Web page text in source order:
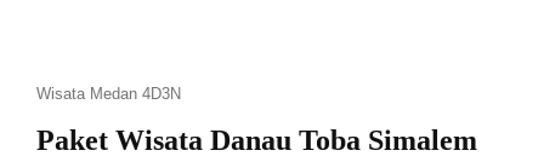
Wisata Medan 4D3N
Paket Wisata Danau Toba Simalem